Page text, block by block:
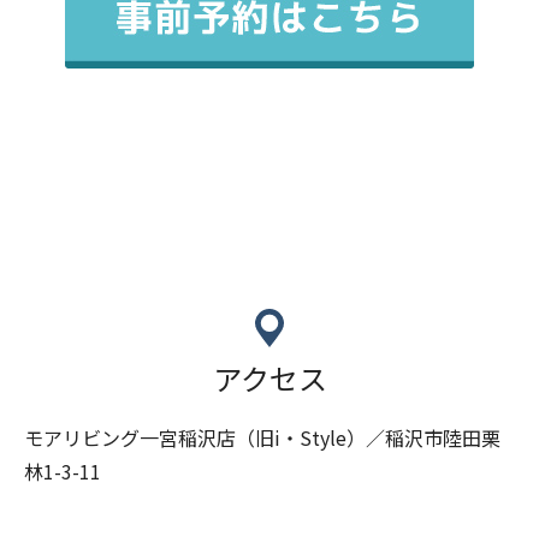
アクセス
モアリビング一宮稲沢店（旧i・Style）／稲沢市陸田栗
林1-3-11